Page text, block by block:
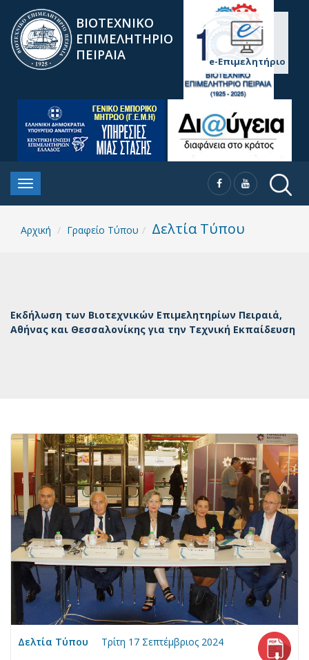
ΒΙΟΤΕΧΝΙΚΟ
ΕΠΙΜΕΛΗΤΗΡΙΟ
ΠΕΙΡΑΙΑ
e-Επιμελητήριο
Αρχική Γραφείο Τύπου Δελτία Τύπου
Εκδήλωση των Βιοτεχνικών Επιμελητηρίων Πειραιά,
Αθήνας και Θεσσαλονίκης για την Τεχνική Εκπαίδευση
Δελτία Τύπου Τρίτη 17 Σεπτέμβριος 2024